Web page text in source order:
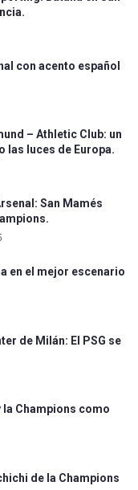
con acento español
– Athletic Club: un
las luces de Europa.
San Mamés
en el mejor escenario
de Milán: El PSG se
Champions como
de la Champions